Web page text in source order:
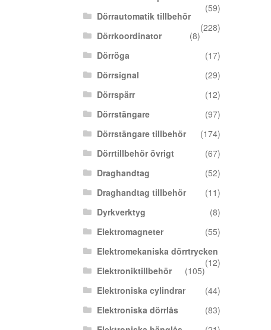
(59)
Dörrautomatik tillbehör
(228)
Dörrkoordinator
(8)
Dörröga
(17)
Dörrsignal
(29)
Dörrspärr
(12)
Dörrstängare
(97)
Dörrstängare tillbehör
(174)
Dörrtillbehör övrigt
(67)
Draghandtag
(52)
Draghandtag tillbehör
(11)
Dyrkverktyg
(8)
Elektromagneter
(55)
Elektromekaniska dörrtrycken
(12)
Elektroniktillbehör
(105)
Elektroniska cylindrar
(44)
Elektroniska dörrlås
(83)